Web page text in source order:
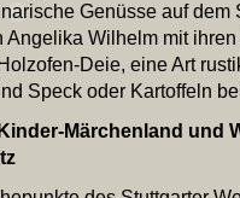
Genüsse auf
Angelika Wilhelm mit
Deie, eine Art
Speck oder Kartoffeln
Märchenland und